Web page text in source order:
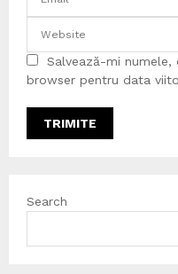
Salvează-mi
browser pentru data
Search